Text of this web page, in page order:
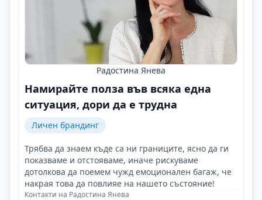
Радостина Янева
Намирайте полза във всяка една
ситуация, дори да е трудна
Личен брандинг
Трябва да знаем къде са ни границите, ясно да ги
показваме и отстояваме, иначе рискуваме
дотолкова да поемем чужд емоционален багаж, че
накрая това да повлияе на нашето състояние!
Контакти на Радостина Янева